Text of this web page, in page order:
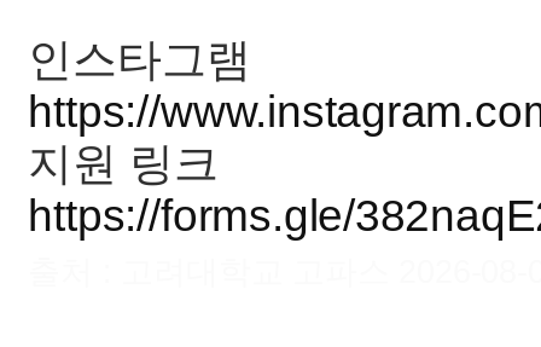
인스타그램
https://
지원 링크
https://forms.gle/